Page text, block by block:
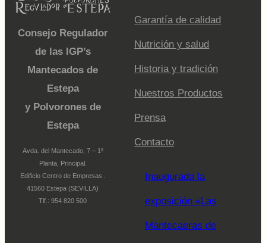
Consejo Regulador
de las IGP’s
Mantecados de
Estepa
y Polvorones de
Estepa
Avda. del Mantecado, 7 – 1ª
Planta, Principal.
Edificio Centro de Empresas .
41560 Estepa (SEVILLA)
Tlf.: 954 820 500
Garantía de calidad
Nutrición y salud
Historia y tradición
Nuestros Productos
Prensa
Contacto
Inaugurada la
exposición «Las
Mantecaeras de